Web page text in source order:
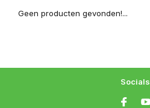
Geen producten gevonden!...
Socials